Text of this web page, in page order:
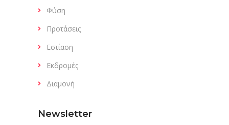
Φύση
Προτάσεις
Εστίαση
Εκδρομές
Διαμονή
Newsletter